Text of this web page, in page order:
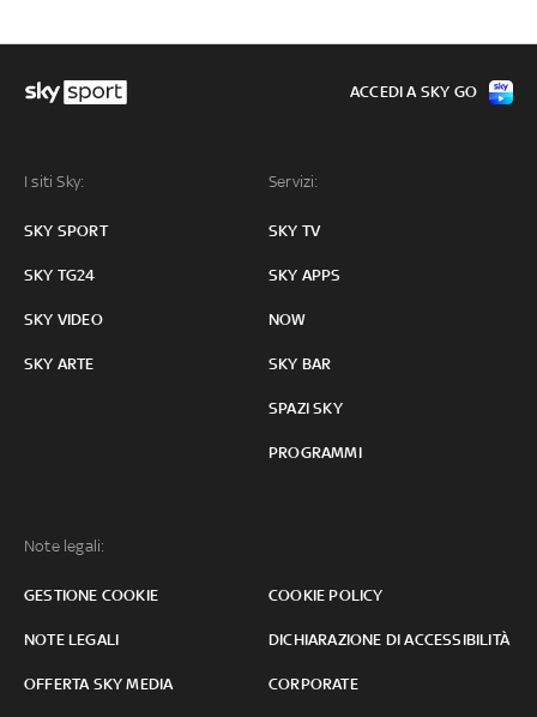
I siti Sky:
SKY SPORT
SKY TG24
SKY VIDEO
SKY ARTE
Servizi:
SKY TV
SKY APPS
NOW
SKY BAR
SPAZI SKY
PROGRAMMI
Note legali:
GESTIONE COOKIE COOKIE POLICY
NOTE LEGALI DICHIARAZIONE DI ACCESSIBILITÀ
OFFERTA SKY MEDIA CORPORATE
ACCEDI A SKY GO